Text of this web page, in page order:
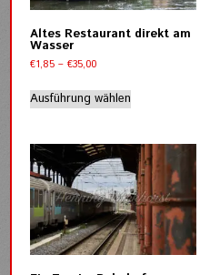
Altes Restaurant direkt am
Wasser
€1,85 –€35,00Preisspanne:
bis
€35,00
Ausführung wählen
Dieses
Produkt
mehrere
Varianten
auf.
Die
Optionen
können
auf